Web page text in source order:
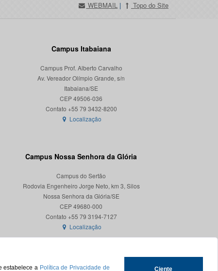
estabelece a Política de Privacidade de Ciente
WEBMAIL | Topo do Site
Campus Itabaiana
Campus Prof. Alberto Carvalho
Av. Vereador Olímpio Grande, s/n
Itabaiana/SE
CEP 49506-036
Localização
Campus Nossa Senhora da Glória
Campus do Sertão
Rodovia Engenheiro Jorge Neto, km 3, Silos
Nossa Senhora da Glória/SE
CEP 49680-000
Contato +55 79 3194-7127
Localização